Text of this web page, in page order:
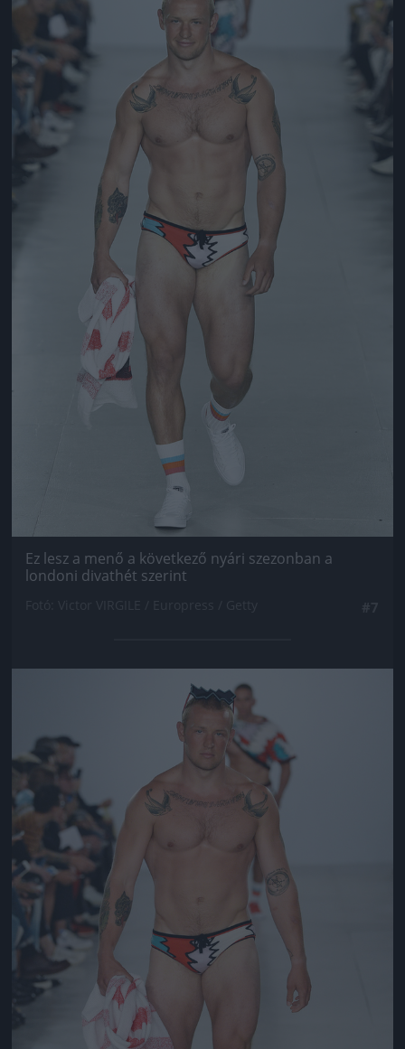
Ez lesz a menő a következő nyári szezonban a
londoni divathét szerint
Jön még kép!